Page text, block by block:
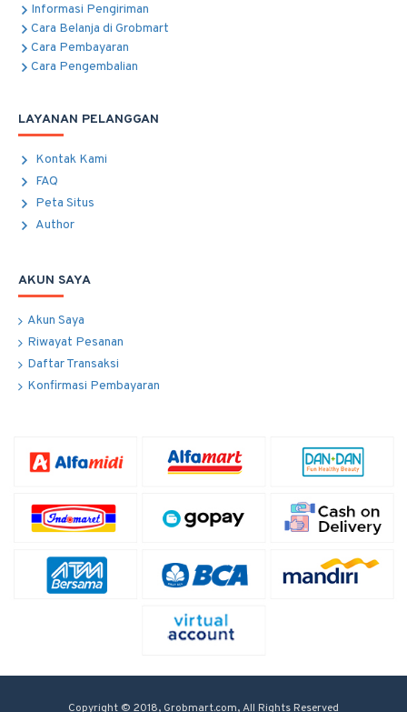
Informasi Pengiriman
Cara Belanja di Grobmart
Cara Pembayaran
Cara Pengembalian
LAYANAN PELANGGAN
Kontak Kami
FAQ
Peta Situs
Author
AKUN SAYA
Akun Saya
Riwayat Pesanan
Daftar Transaksi
Konfirmasi Pembayaran
Copyright © 2018, Grobmart.com, All Rights Reserved